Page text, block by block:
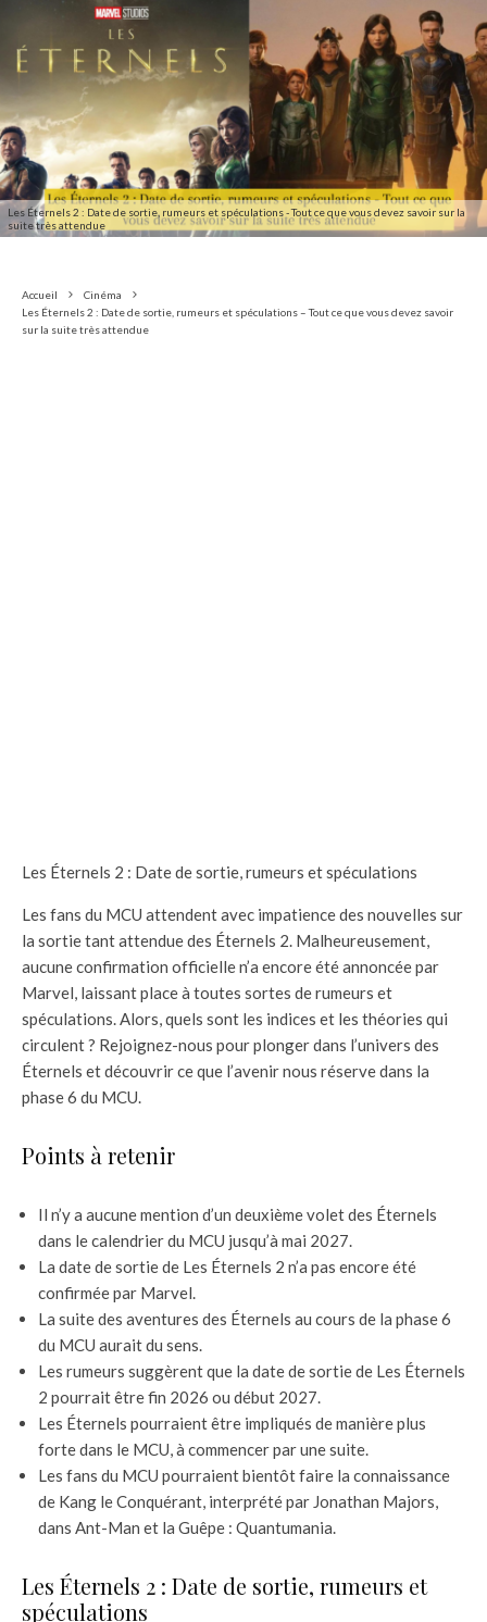
Les Éternels 2 : Date de sortie, rumeurs et spéculations - Tout ce que vous devez savoir sur la
suite très attendue
Accueil
Cinéma
Les Éternels 2 : Date de sortie, rumeurs et spéculations – Tout ce que vous devez savoir
sur la suite très attendue
Les Éternels 2 : Date de sortie, rumeurs et spéculations
Les fans du MCU attendent avec impatience des nouvelles sur
la sortie tant attendue des Éternels 2. Malheureusement,
aucune confirmation officielle n’a encore été annoncée par
Marvel, laissant place à toutes sortes de rumeurs et
spéculations. Alors, quels sont les indices et les théories qui
circulent ? Rejoignez-nous pour plonger dans l’univers des
Éternels et découvrir ce que l’avenir nous réserve dans la
phase 6 du MCU.
Points à retenir
Il n’y a aucune mention d’un deuxième volet des Éternels
dans le calendrier du MCU jusqu’à mai 2027.
La date de sortie de Les Éternels 2 n’a pas encore été
confirmée par Marvel.
La suite des aventures des Éternels au cours de la phase 6
du MCU aurait du sens.
Les rumeurs suggèrent que la date de sortie de Les Éternels
2 pourrait être fin 2026 ou début 2027.
Les Éternels pourraient être impliqués de manière plus
forte dans le MCU, à commencer par une suite.
Les fans du MCU pourraient bientôt faire la connaissance
de Kang le Conquérant, interprété par Jonathan Majors,
dans Ant-Man et la Guêpe : Quantumania.
Les Éternels 2 : Date de sortie, rumeurs et
spéculations